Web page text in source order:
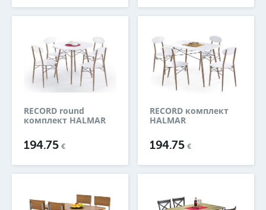
RECORD round
комплект HALMAR
194.75€
RECORD комплект
HALMAR
194.75€